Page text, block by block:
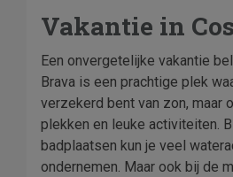
Vakantie in
Een onvergetelijke vakantie
Brava is een prachtige plek
verzekerd bent van zon, maar
plekken en leuke activiteiten.
badplaatsen kun je veel
ondernemen. Maar ook bij de